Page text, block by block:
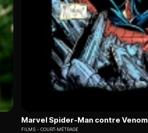
Marvel Spider-Man contre Venom
FILMS COURT-MÉTRAGE